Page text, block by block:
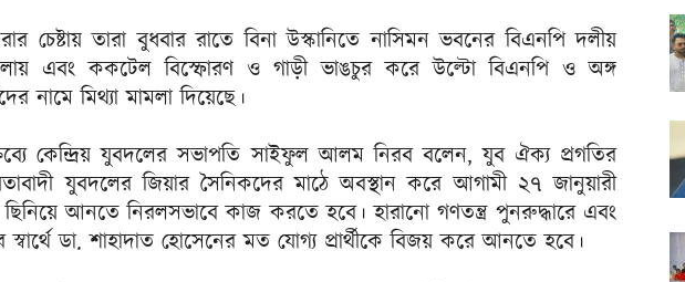
চেষ্টায় তারা বুধবার রাতে বিনা উস্কানিতে নাসিমন ভবনের বিএনপি দলীয়
এবং ককটেল বিস্ফোরণ ও গাড়ী ভাঙচুর করে উল্টো বিএনপি ও অঙ্গ
নামে মিথ্যা মামলা দিয়েছে।
কেন্দ্রিয় যুবদলের সভাপতি সাইফুল আলম নিরব বলেন, যুব ঐক্য প্রগতির
যুবদলের জিয়ার সৈনিকদের মাঠে অবস্থান করে আগামী ২৭ জানুয়ারী
ছিনিয়ে আনতে নিরলসভাবে কাজ করতে হবে। হারানো গণতন্ত্র পুনরুদ্ধারে এবং
স্বার্থে ডা. শাহাদাত হোসেনের মত যোগ্য প্রার্থীকে বিজয় করে আনতে হবে।